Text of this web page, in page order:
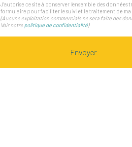
J'autorise ce site à conserver l'ensemble des données
formulaire pour faciliter le suivi et le traitement de ma
(Aucune exploitation commerciale ne sera faite des
Voir notre politique de confidentialité)